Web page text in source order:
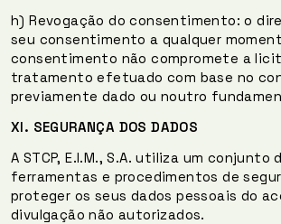
h) Revogação do consentimento: o
seu consentimento a qualquer
consentimento não compromete a
tratamento efetuado com base no
previamente dado ou noutro
XI. SEGURANÇA DOS DADOS
A STCP, E.I.M., S.A. utiliza um conjunto
ferramentas e procedimentos de
proteger os seus dados pessoais do
divulgação não autorizados.